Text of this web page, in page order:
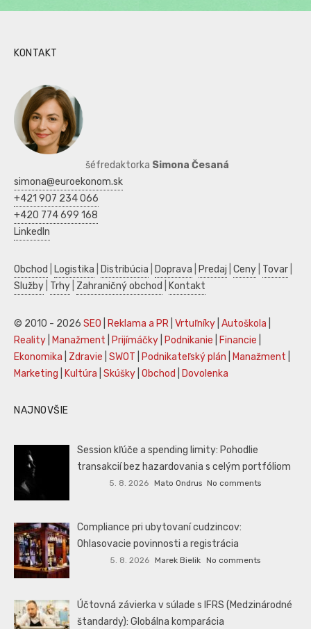
KONTAKT
šéfredaktorka Simona Česaná
simona@euroekonom.sk
+421 907 234 066
+420 774 699 168
LinkedIn
Obchod Logistika Distribúcia Doprava Predaj Ceny Tovar
Služby Trhy Zahraničný obchod Kontakt
© 2010 - 2026 SEO Reklama a PR Vrtuľníky Autoškola
Reality
Manažment Prijímáčky Podnikanie Financie
Ekonomika
Zdravie SWOT Podnikateľský plán Manažment
Marketing
Kultúra Skúšky Obchod Dovolenka
NAJNOVŠIE
Session kľúče a spending limity: Pohodlie
transakcií bez hazardovania s celým portfóliom
5. 8. 2026 Mato Ondrus No comments
Compliance pri ubytovaní cudzincov:
Ohlasovacie povinnosti a registrácia
5. 8. 2026 Marek Bielik No comments
Účtovná závierka v súlade s IFRS (Medzinárodné
štandardy): Globálna komparácia